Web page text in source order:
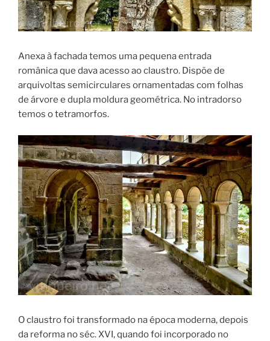
Anexa à fachada temos uma pequena entrada
românica que dava acesso ao claustro. Dispõe de
arquivoltas semicirculares ornamentadas com folhas
de árvore e dupla moldura geométrica. No intradorso
temos o tetramorfos.
O claustro foi transformado na época moderna, depois
da reforma no séc. XVI, quando foi incorporado no